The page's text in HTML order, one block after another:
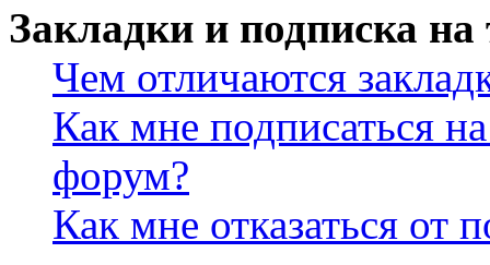
Закладки и подписка
Чем отличаются
Как мне подписаться
форум?
Как мне отказаться от